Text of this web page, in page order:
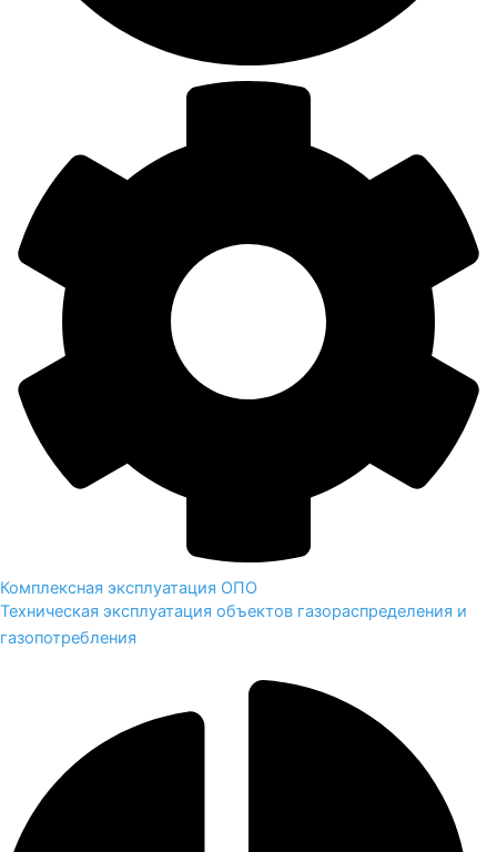
Комплексная эксплуатация ОПО
Техническая эксплуатация объектов газораспределения и
газопотребления